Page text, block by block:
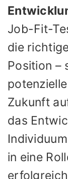
Job-Fit-
die
Position –
Zukunft
das
in eine